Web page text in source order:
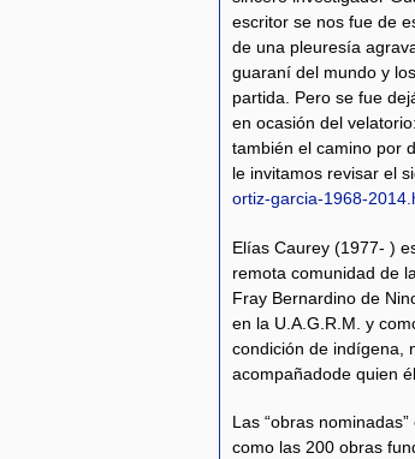
escritor se nos fue de
de una pleuresía
guaraní del mundo y
partida. Pero se fue
en ocasión del
también el camino por
le invitamos revisar el
ortiz-garcia-1968-
Elías Caurey (1977- )
remota comunidad de
Fray Bernardino de
en la U.A.G.R.M. y
condición de indígena,
acompañadode quien
Las “obras
como las 200 obras